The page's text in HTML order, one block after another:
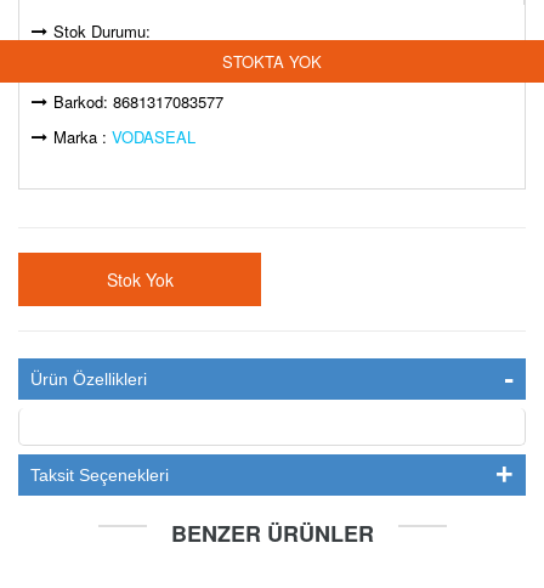
Stok Durumu:
STOKTA YOK
Model Kodu: STK-00546011
Barkod: 8681317083577
Marka : VODASEAL
Stok Yok
Ürün Özellikleri
Taksit Seçenekleri
BENZER ÜRÜNLER